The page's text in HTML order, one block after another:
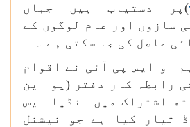
)پر دستیاب ہیں جہاں
سازوں اور عام لوگوں کے
حاصل کی جا سکتی ہے ۔
او ایس پی آئی نے اقوام
رابطہ کار دفتر (یو این
اشتراک میں انڈیا ایس
تیار کیا ہے جو نیشنل